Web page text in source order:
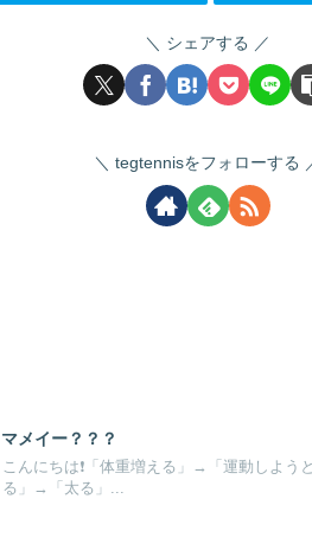
シェアする
tegtennisをフォローする
マメイー？？？
こんにちは❗️「体重増える」→「運動しよ
る」→「太る」...